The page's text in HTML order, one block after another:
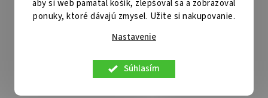
aby si web pamätal košík, zlepšoval sa a zobrazoval
ponuky, ktoré dávajú zmysel. Užite si nakupovanie.
Nastavenie
Súhlasím
vodotesné puzdrá
popsocket držiaky a ďalšie.
Nezmeškajte príležitosť ochrániť svoj Xiaomi Redmi Note 4
bezstarostné používanie svojho zariadenia!